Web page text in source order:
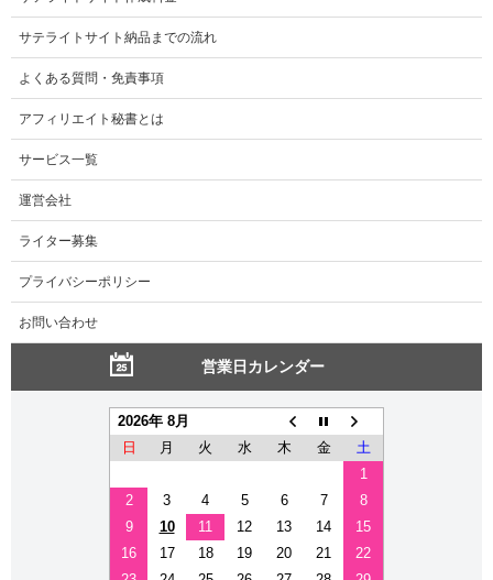
サテライトサイト納品までの流れ
よくある質問・免責事項
アフィリエイト秘書とは
サービス一覧
運営会社
ライター募集
プライバシーポリシー
お問い合わせ
営業日カレンダー
2026年 8月
日
月 火 水 木 金
土
1
2
3 4 5 6 7
8
9
10 11 12 13 14
15
16
17 18 19 20 21
22